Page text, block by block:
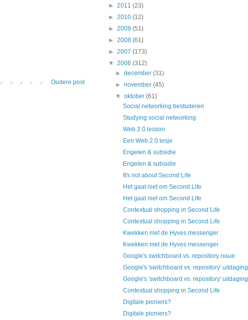
Oudere post
► 2011 (23)
► 2010 (12)
► 2009 (51)
► 2008 (61)
► 2007 (173)
▼ 2006 (312)
►december(31)
►november(45)
▼oktober(61)
Social networking bestuderen
Studying social networking
Web 2.0 lesson
Een Web 2.0 lesje
Engelen & subsidie
Engelen & subsidie
It's not about Second Life
Het gaat niet om Second Life
Het gaat niet om Second Life
Contextual shopping in Second Life
Contextual shopping in Second Life
Kwekken met de Hyves messenger
Kwekken met de Hyves messenger
Google's switchboard vs. repository issue
Google's 'switchboard vs. repository' uitdaging
Google's 'switchboard vs. repository' uitdaging
Contextual shopping in Second Life
Digitale pioniers?
Digitale pioniers?